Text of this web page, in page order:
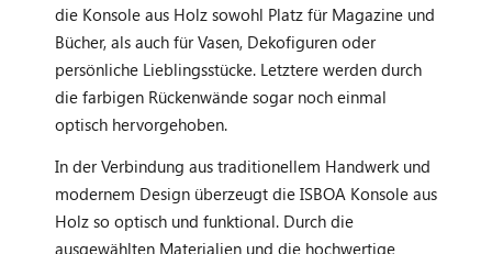
die Konsole aus Holz sowohl Platz für Magazine und
Bücher, als auch für Vasen, Dekofiguren oder
persönliche Lieblingsstücke. Letztere werden durch
die farbigen Rückenwände sogar noch einmal
optisch hervorgehoben.
In der Verbindung aus traditionellem Handwerk und
modernem Design überzeugt die ISBOA Konsole aus
Holz so optisch und funktional. Durch die
ausgewählten Materialien und die hochwertige